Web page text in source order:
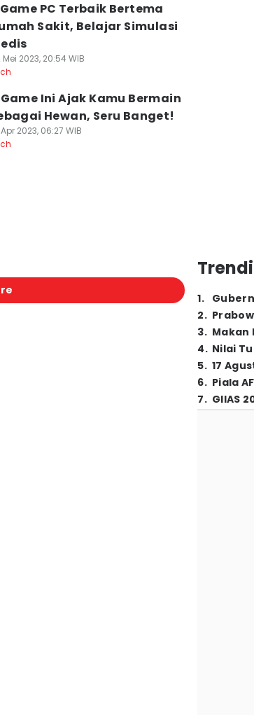
PC Terbaik Bertema
Sakit, Belajar Simulasi
Mei 2023, 20:54 WIB
Ini Ajak Kamu Bermain
Hewan, Seru Banget!
Apr 2023, 06:27 WIB
1.
2.
3. Makan
4. Nilai
5. 17
6. Piala
7. GIIAS